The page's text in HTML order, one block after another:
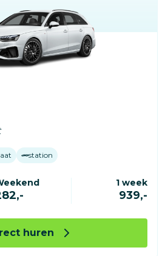
station
1 week
939,-
huren